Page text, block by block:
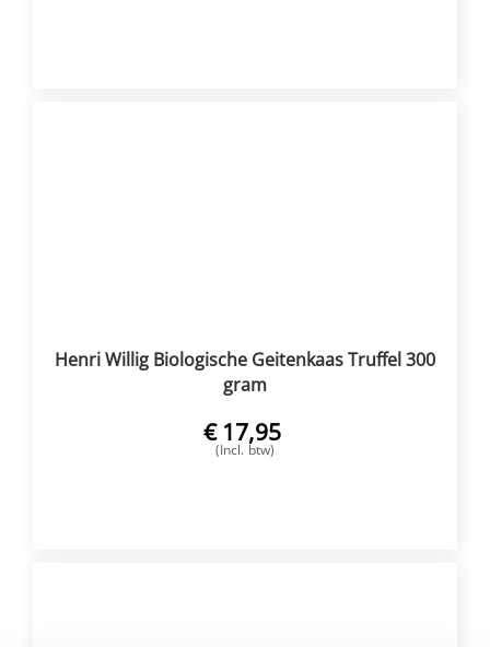
Henri Willig Biologische Geitenkaas Truffel 300
gram
€ 17,95
(Incl. btw)